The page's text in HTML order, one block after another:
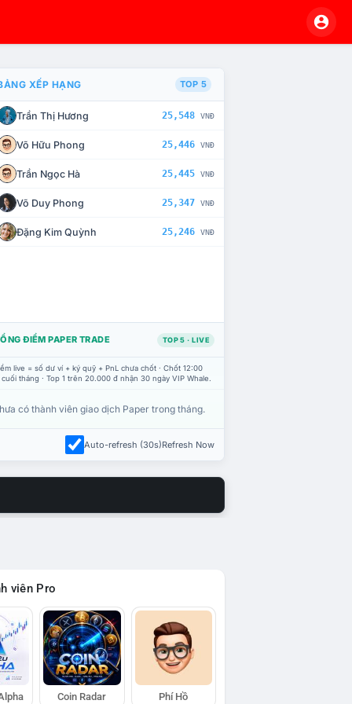
CHẾ TÀI XỬ LÝ VI PHẠM
XẾP HẠNG TOP 5
Trần Thị Hương 25,548 VNĐ
Võ Hữu Phong 25,446 VNĐ
Trần Ngọc Hà 25,445 VNĐ
Võ Duy Phong 25,347 VNĐ
Đặng Kim Quỳnh 25,246 VNĐ
ĐIỂM PAPER TRADE TOP 5 · LIVE
live = số dư ví + ký quỹ + PnL chưa chốt · Chốt 12:00
tháng · Top 1 trên 20.000 đ nhận 30 ngày VIP Whale.
có thành viên giao dịch Paper trong tháng.
Auto-refresh (30s)Refresh Now
viên Pro
Coin Radar Phí Hồ